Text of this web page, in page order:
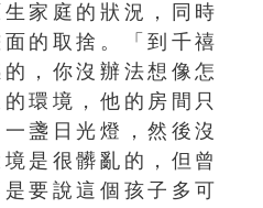
家庭的狀況，同時
的取捨。「到千禧
，你沒辦法想像怎
環境，他的房間只
盞日光燈，然後沒
是很髒亂的，但曾
要說這個孩子多可